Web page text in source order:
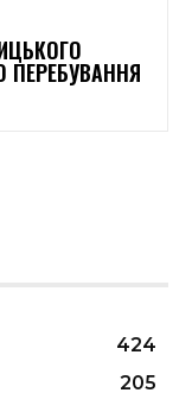
ПЕРЕБУВАННЯ
424
205